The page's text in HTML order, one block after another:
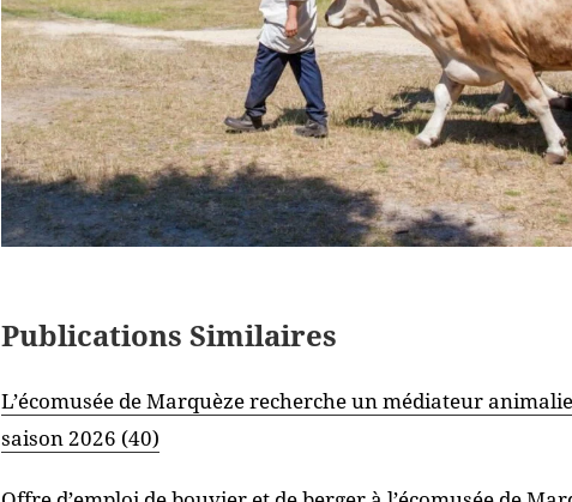
Publications Similaires
L’écomusée de Marquèze recherche un médiateur
saison 2026 (40)